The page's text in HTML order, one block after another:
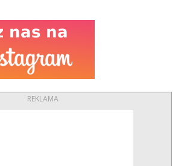
REKLAMA